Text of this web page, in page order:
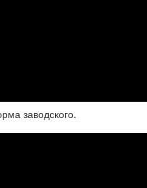
заводского.